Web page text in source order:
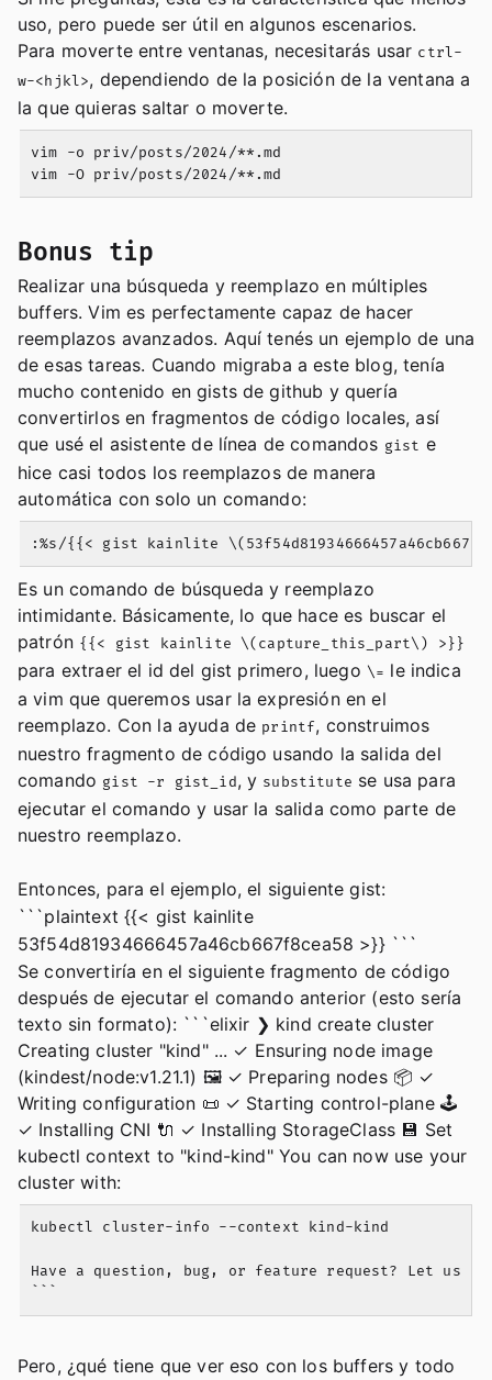
uso, pero puede ser útil en algunos escenarios.
Para moverte entre ventanas, necesitarás usar ctrl-
w-<hjkl>, dependiendo de la posición de la ventana a
la que quieras saltar o moverte.
vim -o priv/posts/2024/**.md
Bonus tip
Realizar una búsqueda y reemplazo en múltiples
buffers. Vim es perfectamente capaz de hacer
reemplazos avanzados. Aquí tenés un ejemplo de una
de esas tareas. Cuando migraba a este blog, tenía
mucho contenido en gists de github y quería
convertirlos en fragmentos de código locales, así
que usé el asistente de línea de comandos gist e
hice casi todos los reemplazos de manera
automática con solo un comando:
Es un comando de búsqueda y reemplazo
intimidante. Básicamente, lo que hace es buscar el
patrón {{< gist kainlite \(capture_this_part\) >}}
para extraer el id del gist primero, luego \= le indica
a vim que queremos usar la expresión en el
reemplazo. Con la ayuda de printf, construimos
nuestro fragmento de código usando la salida del
comando gist -r gist_id, y substitute se usa para
ejecutar el comando y usar la salida como parte de
nuestro reemplazo.
Entonces, para el ejemplo, el siguiente gist:
```plaintext {{< gist kainlite
53f54d81934666457a46cb667f8cea58 >}} ```
Se convertiría en el siguiente fragmento de código
después de ejecutar el comando anterior (esto sería
texto sin formato): ```elixir ❯ kind create cluster
Creating cluster "kind" ... ✓ Ensuring node image
(kindest/node:v1.21.1) 🖼 ✓ Preparing nodes 📦 ✓
Writing configuration 📜 ✓ Starting control-plane 🕹️
✓ Installing CNI 🔌 ✓ Installing StorageClass 💾 Set
kubectl context to "kind-kind" You can now use your
cluster with:
kubectl cluster-info --context kind-kind
Have a question, bug, or feature request? Let us
Pero, ¿qué tiene que ver eso con los buffers y todo